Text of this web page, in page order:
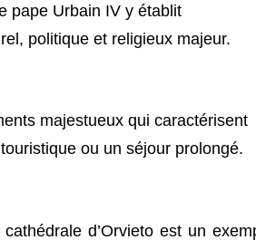
pape Urbain IV y établit
politique et religieux majeur.
majestueux qui caractérisent
ou un séjour prolongé.
d’Orvieto est un